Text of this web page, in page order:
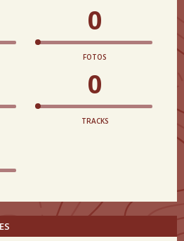
0
FOTOS
0
TRACKS